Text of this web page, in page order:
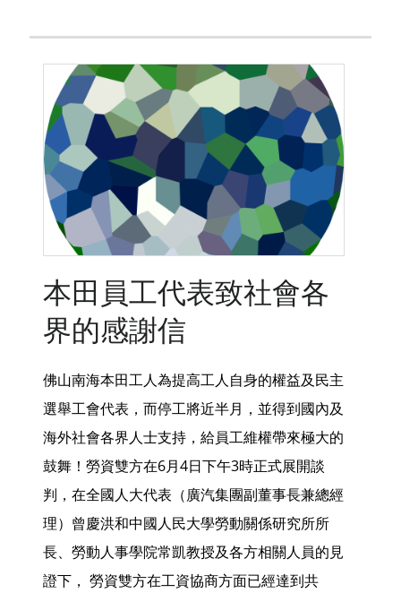
本田員工代表致社會各
界的感謝信
佛山南海本田工人為提高工人自身的權益及民主
選舉工會代表，而停工將近半月，並得到國內及
海外社會各界人士支持，給員工維權帶來極大的
鼓舞！勞資雙方在6月4日下午3時正式展開談
判，在全國人大代表（廣汽集團副董事長兼總經
理）曾慶洪和中國人民大學勞動關係研究所所
長、勞動人事學院常凱教授及各方相關人員的見
證下， 勞資雙方在工資協商方面已經達到共